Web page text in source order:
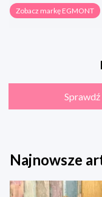
Zobacz markę EGMONT
Najnowsze